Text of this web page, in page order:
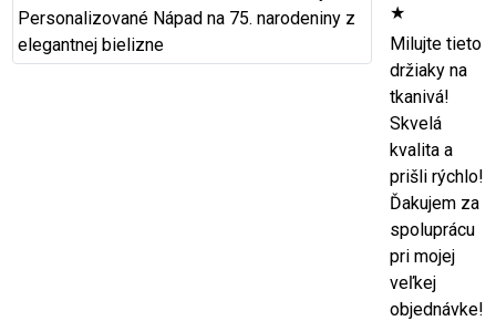
★
Milujte tieto
držiaky na
tkanivá!
Skvelá
kvalita a
prišli rýchlo!
Ďakujem za
spoluprácu
pri mojej
veľkej
objednávke!